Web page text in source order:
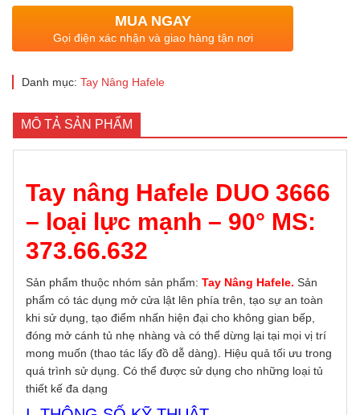
396.000 ₫.là:
336.600 ₫.
MUA NGAY
Gọi điện xác nhận và giao hàng tận nơi
Danh mục: Tay Nâng Hafele
MÔ TẢ SẢN PHẨM
Tay nâng Hafele DUO 3666
– loại lực mạnh – 90° MS:
373.66.632
Sản phẩm thuộc nhóm sản phẩm: Tay Nâng Hafele. Sản
phẩm có tác dụng mở cửa lật lên phía trên, tạo sự an toàn
khi sử dụng, tạo điểm nhấn hiện đại cho không gian bếp,
đóng mở cánh tủ nhẹ nhàng và có thể dừng lại tại mọi vị trí
mong muốn (thao tác lấy đồ dễ dàng). Hiệu quả tối ưu trong
quá trình sử dụng. Có thể được sử dụng cho những loại tủ
thiết kế đa dạng